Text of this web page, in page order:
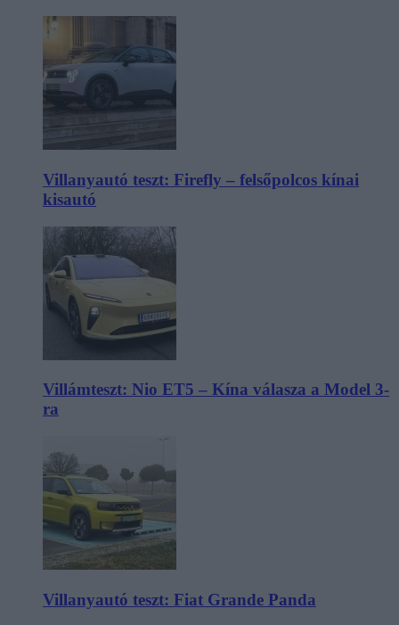
Villanyautó teszt: Firefly – felsőpolcos kínai
kisautó
Villámteszt: Nio ET5 – Kína válasza a Model 3-
ra
Villanyautó teszt: Fiat Grande Panda